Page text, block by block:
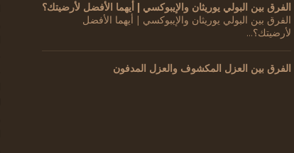
الفرق بين البولي يوريثان والإيبوكسي | أيهما الأفضل لأرضيتك؟
الفرق بين البولي يوريثان والإيبوكسي | أيهما الأفضل
لأرضيتك؟…
الفرق بين العزل المكشوف والعزل المدفون